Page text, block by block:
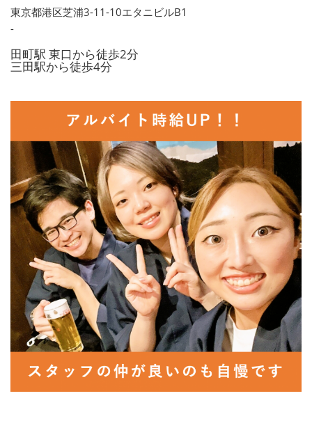
東京都港区芝浦3-11-10エタニビルB1
-
田町駅 東口から徒歩2分
三田駅から徒歩4分